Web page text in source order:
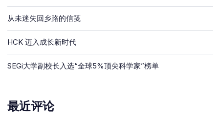
从未迷失回乡路的信笺
HCK 迈入成长新时代
SEGi大学副校长入选“全球5%顶尖科学家”榜单
最近评论